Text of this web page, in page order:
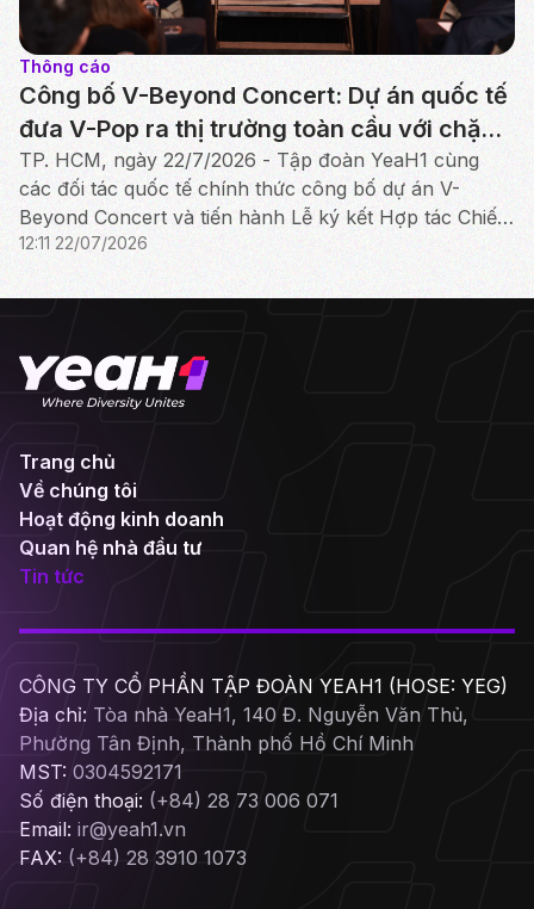
Thông cáo
Công bố V-Beyond Concert: Dự án quốc tế
đưa V-Pop ra thị trường toàn cầu với chặng
đầu tiên tại Bắc Mỹ
TP. HCM, ngày 22/7/2026 - Tập đoàn YeaH1 cùng
các đối tác quốc tế chính thức công bố dự án V-
Beyond Concert và tiến hành Lễ ký kết Hợp tác Chiến
lược giữa YeaH1, iMe Entertainment Group và AlphaZ.
12:11 22/07/2026
Trang chủ
Về chúng tôi
Hoạt động kinh doanh
Quan hệ nhà đầu tư
Tin tức
CÔNG TY CỔ PHẦN TẬP ĐOÀN YEAH1 (HOSE: YEG)
Địa chỉ: Tòa nhà YeaH1, 140 Đ. Nguyễn Văn Thủ,
Phường Tân Định, Thành phố Hồ Chí Minh
MST: 0304592171
Số điện thoại: (+84) 28 73 006 071
Email: ir@yeah1.vn
FAX: (+84) 28 3910 1073